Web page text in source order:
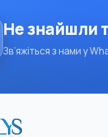
Не знайшли
Зв’яжіться з нами у